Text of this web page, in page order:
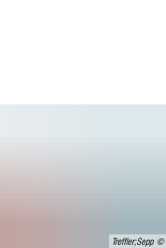
Treffler;Sepp